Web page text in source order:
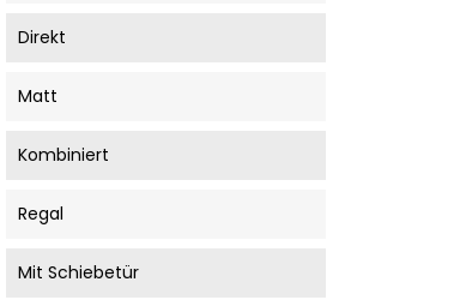
Direkt
Matt
Kombiniert
Regal
Mit Schiebetür